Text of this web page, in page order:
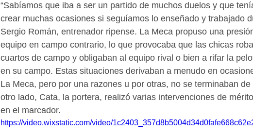
“Sabíamos que iba a ser un partido de muchos duelos y que
crear muchas ocasiones si seguíamos lo enseñado y trabajado
Sergio Román, entrenador ripense. La Meca propuso una
equipo en campo contrario, lo que provocaba que las chicas
cuartos de campo y obligaban al equipo rival o bien a rifar la
en su campo. Estas situaciones derivaban a menudo en
La Meca, pero por una razones u por otras, no se terminaban
otro lado, Cata, la portera, realizó varias intervenciones de
en el marcador.
https://video.wixstatic.com/video/